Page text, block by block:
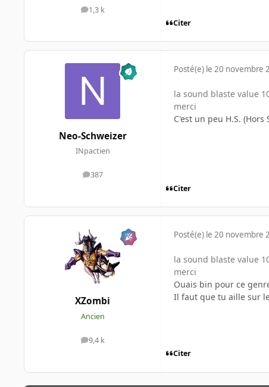
1,3 k
messages
Citer
Neo-Schweizer
INpactien
387
messages
Posté(e) le 20 novembre
la sound blaste value
merci
C'est un peu H.S.
Citer
XZombi
Ancien
9,4 k
messages
Posté(e) le 20 novembre
la sound blaste value
merci
Ouais bin pour ce
Il faut que tu aille sur
Citer